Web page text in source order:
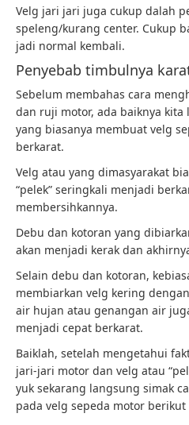
Velg jari jari juga cukup dalah
speleng/kurang center. Cukup
jadi normal kembali.
Penyebab timbulnya
Sebelum membahas cara
dan ruji motor, ada baiknya
yang biasanya membuat velg
berkarat.
Velg atau yang dimasyarakat
“pelek” seringkali menjadi
membersihkannya.
Debu dan kotoran yang
akan menjadi kerak dan
Selain debu dan kotoran,
membiarkan velg kering
air hujan atau genangan air
menjadi cepat berkarat.
Baiklah, setelah mengetahui
jari-jari motor dan velg atau
yuk sekarang langsung simak
pada velg sepeda motor berikut